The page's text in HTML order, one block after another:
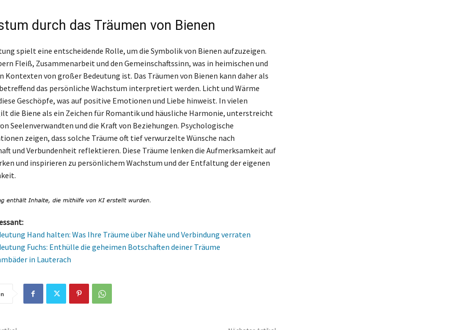
durch das Träumen von Bienen
spielt eine entscheidende Rolle, um die Symbolik von Bienen aufzuzeigen.
Fleiß, Zusammenarbeit und den Gemeinschaftssinn, was in heimischen und
Kontexten von großer Bedeutung ist. Das Träumen von Bienen kann daher als
das persönliche Wachstum interpretiert werden. Licht und Wärme
Geschöpfe, was auf positive Emotionen und Liebe hinweist. In vielen
die Biene als ein Zeichen für Romantik und häusliche Harmonie, unterstreicht
Seelenverwandten und die Kraft von Beziehungen. Psychologische
zeigen, dass solche Träume oft tief verwurzelte Wünsche nach
und Verbundenheit reflektieren. Diese Träume lenken die Aufmerksamkeit auf
und inspirieren zu persönlichem Wachstum und der Entfaltung der eigenen
Hand halten: Was Ihre Träume über Nähe und Verbindung verraten
Fuchs: Enthülle die geheimen Botschaften deiner Träume
in Lauterach